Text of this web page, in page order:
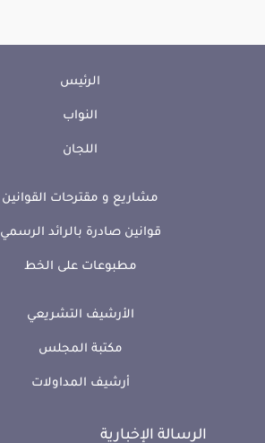
الرئيس
النواب
اللجان
مشاريع و مقترحات القوانين
قوانين صادرة بالرائد الرسمي
مطبوعات على الخط
الأرشيف التشريعي
مكتبة المجلس
أرشيف المداولات
الرسالة الإخبارية